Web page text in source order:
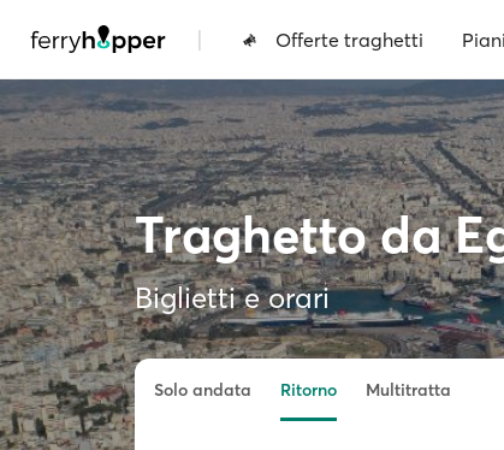
| Offerte traghetti
Traghetto da
Biglietti e orari
Solo andata Ritorno Multitratta